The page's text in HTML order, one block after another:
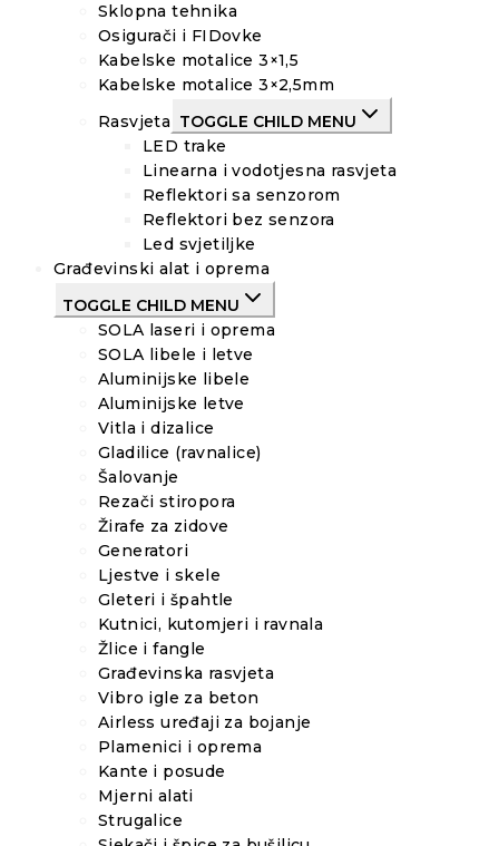
Sklopna tehnika
Osigurači i FIDovke
Kabelske motalice 3×1,5
Kabelske motalice 3×2,5mm
Rasvjeta TOGGLE CHILD MENU
LED trake
Linearna i vodotjesna rasvjeta
Reflektori sa senzorom
Reflektori bez senzora
Led svjetiljke
Građevinski alat i oprema
TOGGLE CHILD MENU
SOLA laseri i oprema
SOLA libele i letve
Aluminijske libele
Aluminijske letve
Vitla i dizalice
Gladilice (ravnalice)
Šalovanje
Rezači stiropora
Žirafe za zidove
Generatori
Ljestve i skele
Gleteri i špahtle
Kutnici, kutomjeri i ravnala
Žlice i fangle
Građevinska rasvjeta
Vibro igle za beton
Airless uređaji za bojanje
Plamenici i oprema
Kante i posude
Mjerni alati
Strugalice